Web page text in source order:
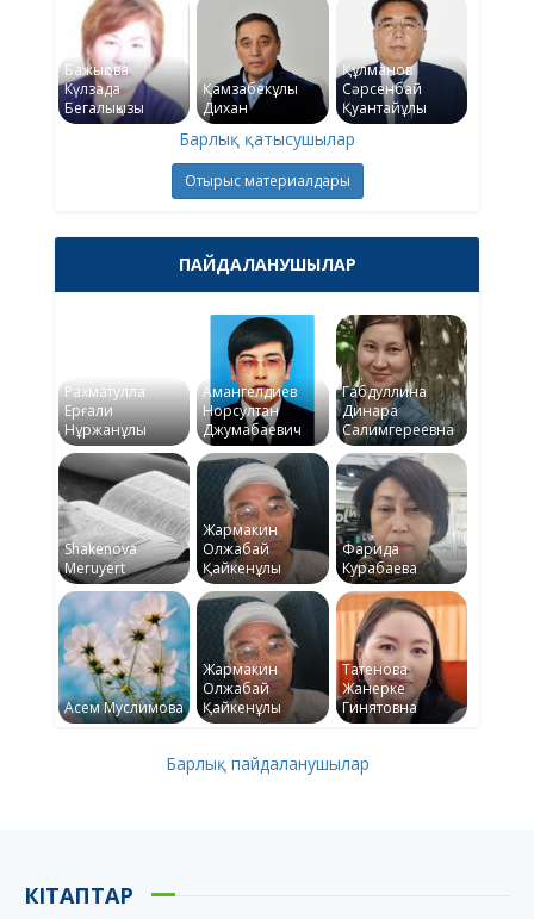
Бажықова
Күлзада
Бегалықызы
Қамзабекұлы
Дихан
Құлманов
Сәрсенбай
Қуантайұлы
Барлық қатысушылар
Отырыс материалдары
ПАЙДАЛАНУШЫЛАР
Рахматулла
Ерғали
Нұржанұлы
Амангелдиев
Норсултан
Джумабаевич
Габдуллина
Динара
Салимгереевна
Shakenova
Meruyert
Жармакин
Олжабай
Қайкенұлы
Фарида
Курабаева
Асем Муслимова
Жармакин
Олжабай
Қайкенұлы
Татенова
Жанерке
Гинятовна
Барлық пайдаланушылар
КІТАПТАР